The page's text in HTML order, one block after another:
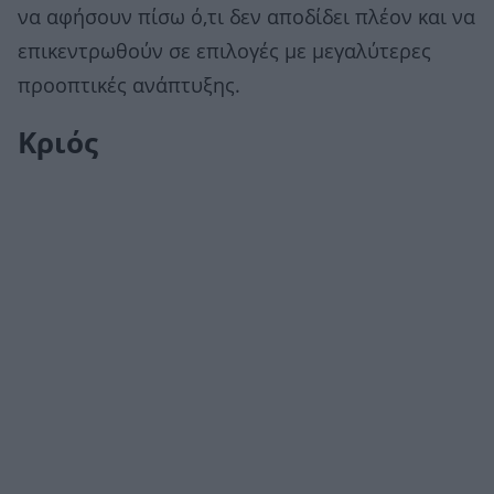
να αφήσουν πίσω ό,τι δεν αποδίδει πλέον και να
επικεντρωθούν σε επιλογές με μεγαλύτερες
προοπτικές ανάπτυξης.
Κριός